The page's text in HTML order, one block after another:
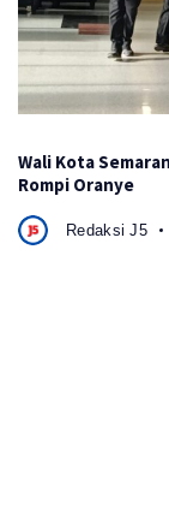
Wali Kota
Rompi Oranye
Redaksi J5